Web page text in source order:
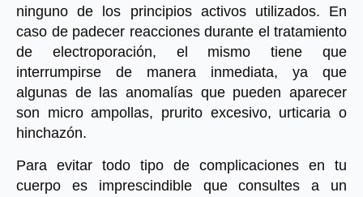
ninguno de los principios activos utilizados. En
caso de padecer reacciones durante el tratamiento
de electroporación, el mismo tiene que
interrumpirse de manera inmediata, ya que
algunas de las anomalías que pueden aparecer
son micro ampollas, prurito excesivo, urticaria o
hinchazón.
Para evitar todo tipo de complicaciones en tu
cuerpo es imprescindible que consultes a un